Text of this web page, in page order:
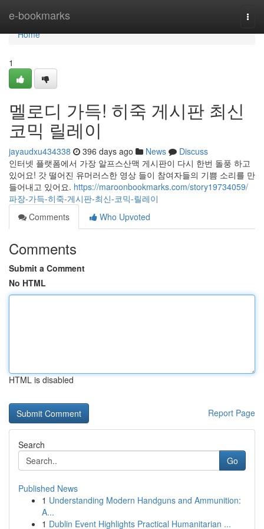
e-bookmarks
Home
Home
1
멜로디 가득! 히죽 게시판 최신
코믹 릴레이
jayaudxu434338 396 days ago News
Discuss
인터넷 플랫폼에서 가장 알프스산맥 게시판이 다시 한번 돌풍 하고
있어요! 갓 떨어진 유머러스한 영상 들이 참여자들의 기쁨 소리를 만
들어내고 있어요. https://maroonbookmarks.com/story19734059/
파장-가득-히죽-게시판-최신-코믹-릴레이
Comments
Who Upvoted
Comments
Submit a Comment
No HTML
HTML is disabled
Report Page
Search
Go
Published News
1 Understanding Modern Handguns and Ammunition:
A...
1 Dublin Event Highlights Practical Humanitarian ...